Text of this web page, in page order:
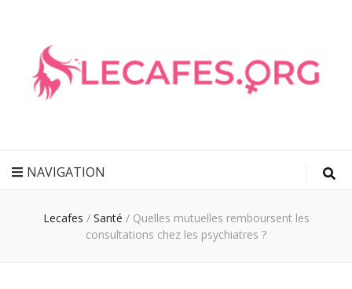
NAVIGATION
Lecafes / Santé / Quelles mutuelles remboursent les
consultations chez les psychiatres ?